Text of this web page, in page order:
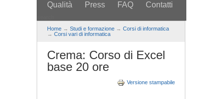
Qualità Press FAQ Contatti
Home → Studi e formazione → Corsi di informatica
→ Corsi vari di informatica
Crema: Corso di Excel
base 20 ore
Versione stampabile